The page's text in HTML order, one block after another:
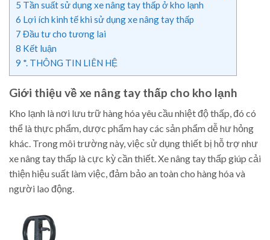
5 Tần suất sử dụng xe nâng tay thấp ở kho lạnh
6 Lợi ích kinh tế khi sử dụng xe nâng tay thấp
7 Đầu tư cho tương lai
8 Kết luận
9 *. THÔNG TIN LIÊN HỆ
Giới thiệu về xe nâng tay thấp cho kho lạnh
Kho lạnh là nơi lưu trữ hàng hóa yêu cầu nhiệt độ thấp, đó có
thể là thực phẩm, dược phẩm hay các sản phẩm dễ hư hỏng
khác. Trong môi trường này, việc sử dụng thiết bị hỗ trợ như
xe nâng tay thấp là cực kỳ cần thiết. Xe nâng tay thấp giúp cải
thiện hiệu suất làm việc, đảm bảo an toàn cho hàng hóa và
người lao động.